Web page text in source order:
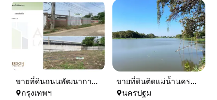
ขายที่ดินถนนพัฒนาการ 56 (ซอยเอื้อพัฒนา 15)
กรุงเทพฯ
ขายที่ดินติดแม่น้ำนครชัยศรี จ.นครปฐม ทำเลดี ที่ดินถมแล้ว
นครปฐม